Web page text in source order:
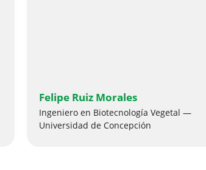
Felipe Ruiz Morales
Ingeniero en Biotecnología Vegetal —
Universidad de Concepción